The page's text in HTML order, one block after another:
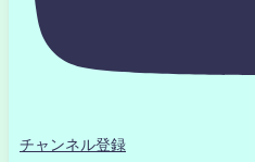
チャンネル登録